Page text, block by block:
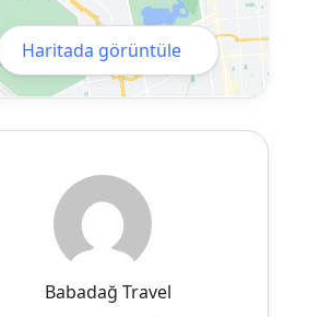
Haritada görüntüle
Babadağ Travel